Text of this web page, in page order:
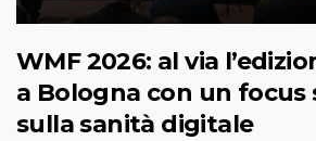
WMF 2026: al via
a Bologna con un
sulla sanità digitale